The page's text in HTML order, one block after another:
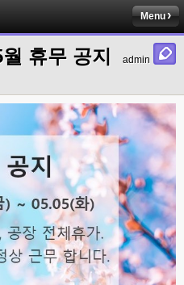
Menu
휴무 공지
admin